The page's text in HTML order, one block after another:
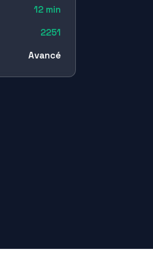
12min
2251
Avancé